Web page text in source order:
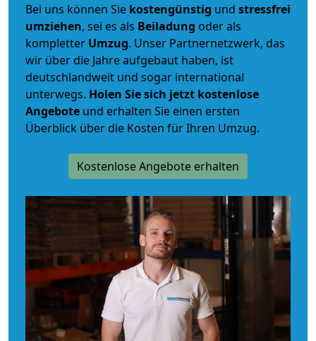
Bei uns können Sie kostengünstig und stressfrei
umziehen, sei es als Beiladung oder als
kompletter Umzug. Unser Partnernetzwerk, das
wir über die Jahre aufgebaut haben, ist
deutschlandweit und sogar international
unterwegs. Holen Sie sich jetzt kostenlose
Angebote und erhalten Sie einen ersten
Überblick über die Kosten für Ihren Umzug.
Kostenlose Angebote erhalten